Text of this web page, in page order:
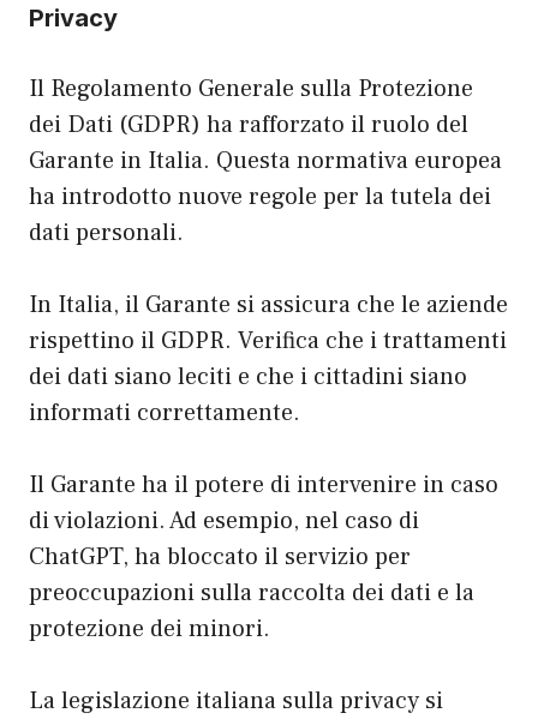
Privacy
Il Regolamento Generale sulla Protezione
dei Dati (GDPR) ha rafforzato il ruolo del
Garante in Italia. Questa normativa europea
ha introdotto nuove regole per la tutela dei
dati personali.
In Italia, il Garante si assicura che le aziende
rispettino il GDPR. Verifica che i trattamenti
dei dati siano leciti e che i cittadini siano
informati correttamente.
Il Garante ha il potere di intervenire in caso
di violazioni. Ad esempio, nel caso di
ChatGPT, ha bloccato il servizio per
preoccupazioni sulla raccolta dei dati e la
protezione dei minori.
La legislazione italiana sulla privacy si